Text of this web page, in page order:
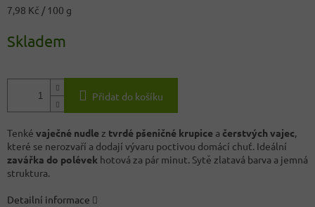
Měrná
7,98 Kč / 100 g
Skladem
Přidat do košíku
Tenké vaječné nudle z tvrdé pšeničné krupice a čerstvých vajec,
které se nerozvaří a dodají vývaru poctivou domácí chuť. Ideální
zavářka do polévek hotová za pár minut. Sytě zlatavá barva a jemná
struktura.
Detailní informace